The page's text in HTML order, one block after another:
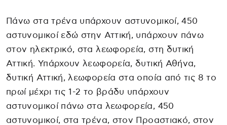
Πάνω στα τρένα υπάρχουν αστυνομικοί, 450
αστυνομικοί εδώ στην Αττική, υπάρχουν πάνω
στον ηλεκτρικό, στα λεωφορεία, στη δυτική
Αττική. Υπάρχουν λεωφορεία, δυτική Αθήνα,
δυτική Αττική, λεωφορεία στα οποία από τις 8 το
πρωί μέχρι τις 1-2 το βράδυ υπάρχουν
αστυνομικοί πάνω στα λεωφορεία, 450
αστυνομικοί, στα τρένα, στον Προαστιακό, στον